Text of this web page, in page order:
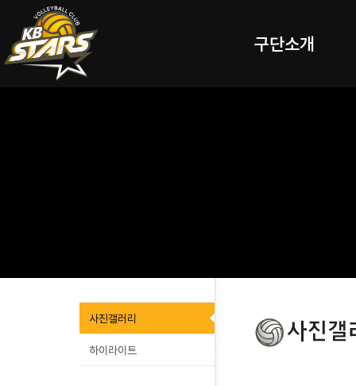
구단소개
사진갤러리
하이라이트